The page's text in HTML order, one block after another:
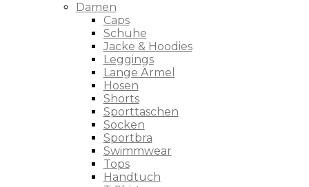
Damen
Caps
Schuhe
Jacke & Hoodies
Leggings
Lange Ärmel
Hosen
Shorts
Sporttaschen
Socken
Sportbra
Swimmwear
Tops
Handtuch